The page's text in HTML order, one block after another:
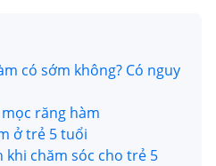
có sớm không? Có nguy
răng hàm
ở trẻ 5 tuổi
khi chăm sóc cho trẻ 5